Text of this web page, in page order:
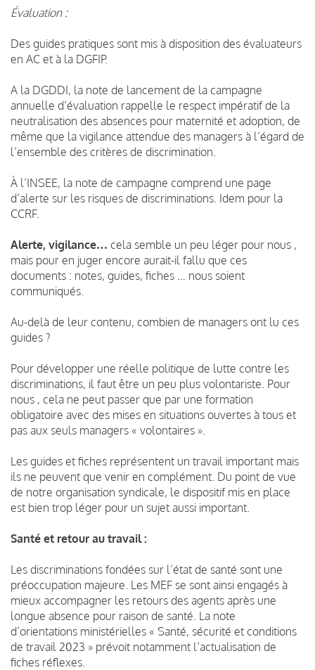
Évaluation :
Des guides pratiques sont mis à disposition des évaluateurs
en AC et à la DGFIP.
A la DGDDI, la note de lancement de la campagne
annuelle d’évaluation rappelle le respect impératif de la
neutralisation des absences pour maternité et adoption, de
même que la vigilance attendue des managers à l’égard de
l’ensemble des critères de discrimination.
À l’INSEE, la note de campagne comprend une page
d’alerte sur les risques de discriminations. Idem pour la
CCRF.
Alerte, vigilance… cela semble un peu léger pour nous ,
mais pour en juger encore aurait-il fallu que ces
documents : notes, guides, fiches … nous soient
communiqués.
Au-delà de leur contenu, combien de managers ont lu ces
guides ?
Pour développer une réelle politique de lutte contre les
discriminations, il faut être un peu plus volontariste. Pour
nous , cela ne peut passer que par une formation
obligatoire avec des mises en situations ouvertes à tous et
pas aux seuls managers « volontaires ».
Les guides et fiches représentent un travail important mais
ils ne peuvent que venir en complément. Du point de vue
de notre organisation syndicale, le dispositif mis en place
est bien trop léger pour un sujet aussi important.
Santé et retour au travail :
Les discriminations fondées sur l’état de santé sont une
préoccupation majeure. Les MEF se sont ainsi engagés à
mieux accompagner les retours des agents après une
longue absence pour raison de santé. La note
d’orientations ministérielles « Santé, sécurité et conditions
de travail 2023 » prévoit notamment l’actualisation de
fiches réflexes.